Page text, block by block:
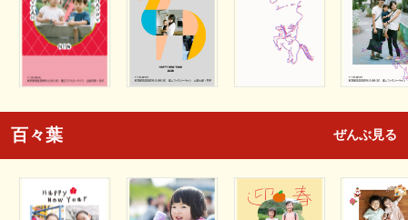
百々葉 ぜんぶ見る